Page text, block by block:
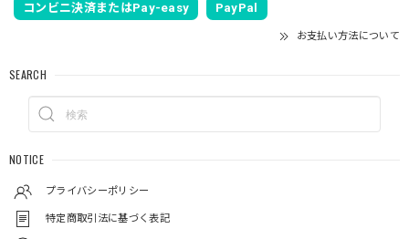
コンビニ決済またはPay-easy PayPal
お支払い方法について
SEARCH
NOTICE
プライバシーポリシー
特定商取引法に基づく表記